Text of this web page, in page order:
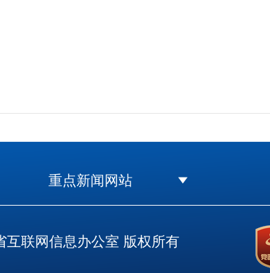
重点新闻网站
互联网信息办公室 版权所有